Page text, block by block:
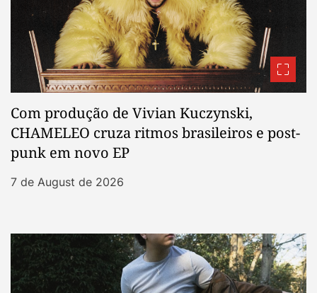
Com produção de Vivian Kuczynski,
CHAMELEO cruza ritmos brasileiros e post-
punk em novo EP
7 de August de 2026